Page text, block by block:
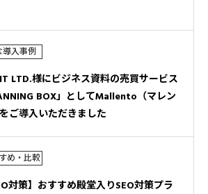
導入事例
LTD.様にビジネス資料の売買サービス​
BOX」としてMallento（マレン
ご導入いただきました
め・比較
対策】おすすめ殿堂入りSEO対策プラ